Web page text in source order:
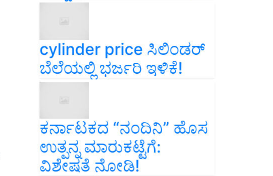
cylinder price ಸಿಲಿಂಡರ್‌
ಬೆಲೆಯಲ್ಲಿ ಭರ್ಜರಿ ಇಳಿಕೆ!
ಕರ್ನಾಟಕದ “ನಂದಿನಿ” ಹೊಸ
ಉತ್ಪನ್ನ ಮಾರುಕಟ್ಟೆಗೆ:
ವಿಶೇಷತೆ ನೋಡಿ!